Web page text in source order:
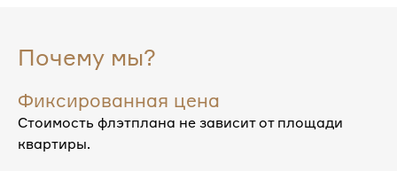
Почему мы?
Фиксированная цена
Стоимость флэтплана не зависит от площади
квартиры.